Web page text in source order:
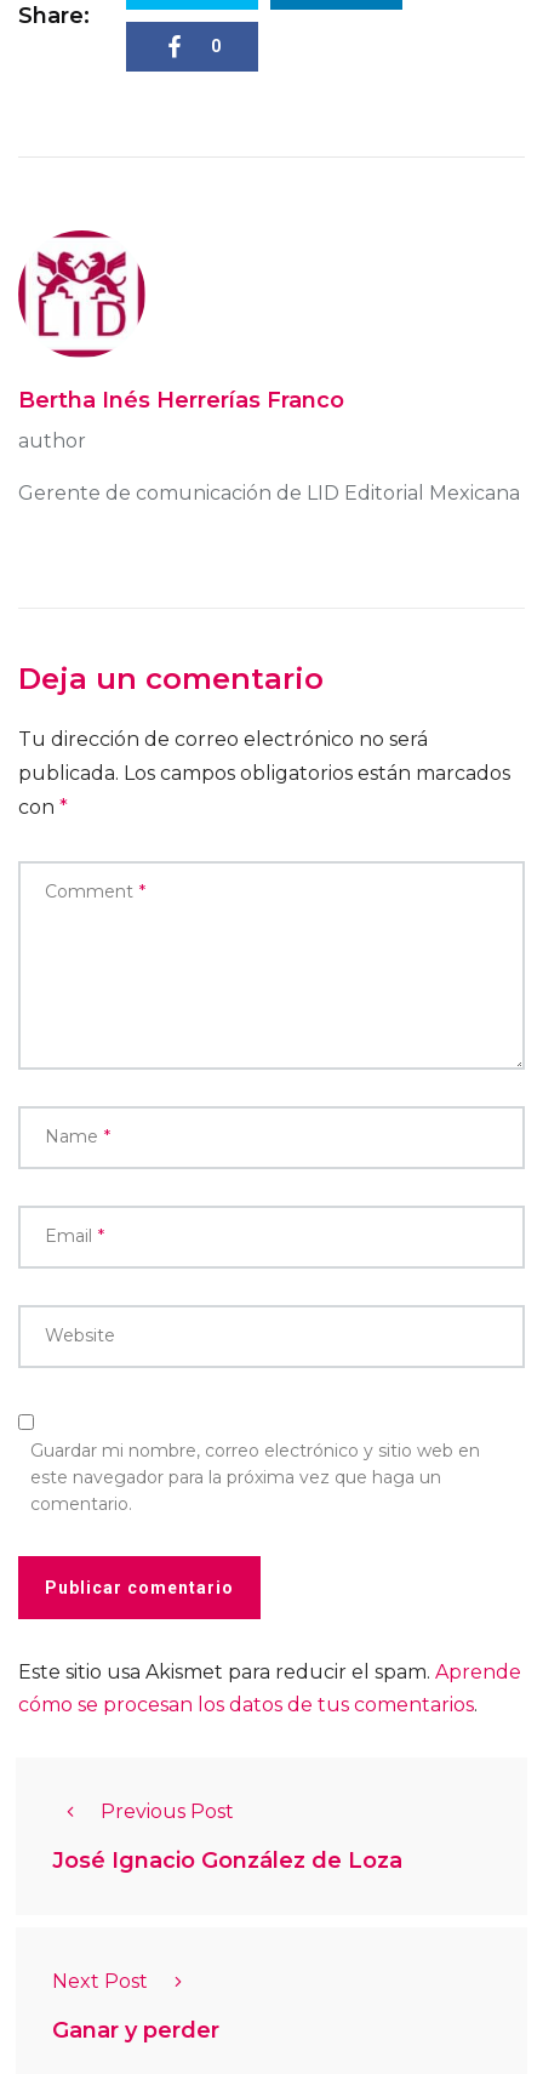
Share:
0
Bertha Inés Herrerías Franco
author
Gerente de comunicación de LID Editorial Mexicana
Deja un comentario
Tu dirección de correo electrónico no será
publicada. Los campos obligatorios están marcados
con *
Comment *
Name *
Email *
Website
Guardar mi nombre, correo electrónico y sitio web en
este navegador para la próxima vez que haga un
comentario.
Este sitio usa Akismet para reducir el spam. Aprende
cómo se procesan los datos de tus comentarios.
Previous Post
José Ignacio González de Loza
Next Post
Ganar y perder